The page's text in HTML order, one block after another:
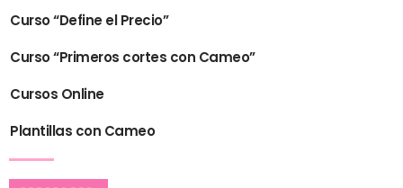
Curso “Define el Precio”
Curso “Primeros cortes con Cameo”
Cursos Online
Plantillas con Cameo